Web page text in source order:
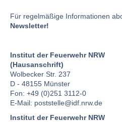
Für regelmäßige Informationen
Newsletter!
Institut der Feuerwehr NRW
(Hausanschrift)
Wolbecker Str. 237
D - 48155 Münster
Fon: +49 (0)251 3112-0
E-Mail: poststelle@idf.nrw.de
Institut der Feuerwehr NRW